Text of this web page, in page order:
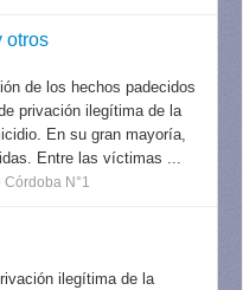
otros
de los hechos padecidos
privación ilegítima de la
En su gran mayoría,
Entre las víctimas ...
N°1
ilegítima de la